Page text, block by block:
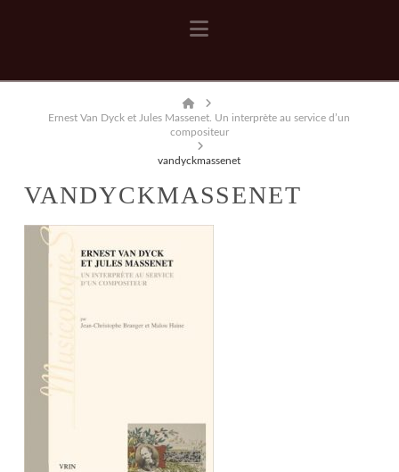
Navigation
Home
Ernest Van Dyck et Jules Massenet. Un interprète au service d’un
compositeur
vandyckmassenet
VANDYCKMASSENET